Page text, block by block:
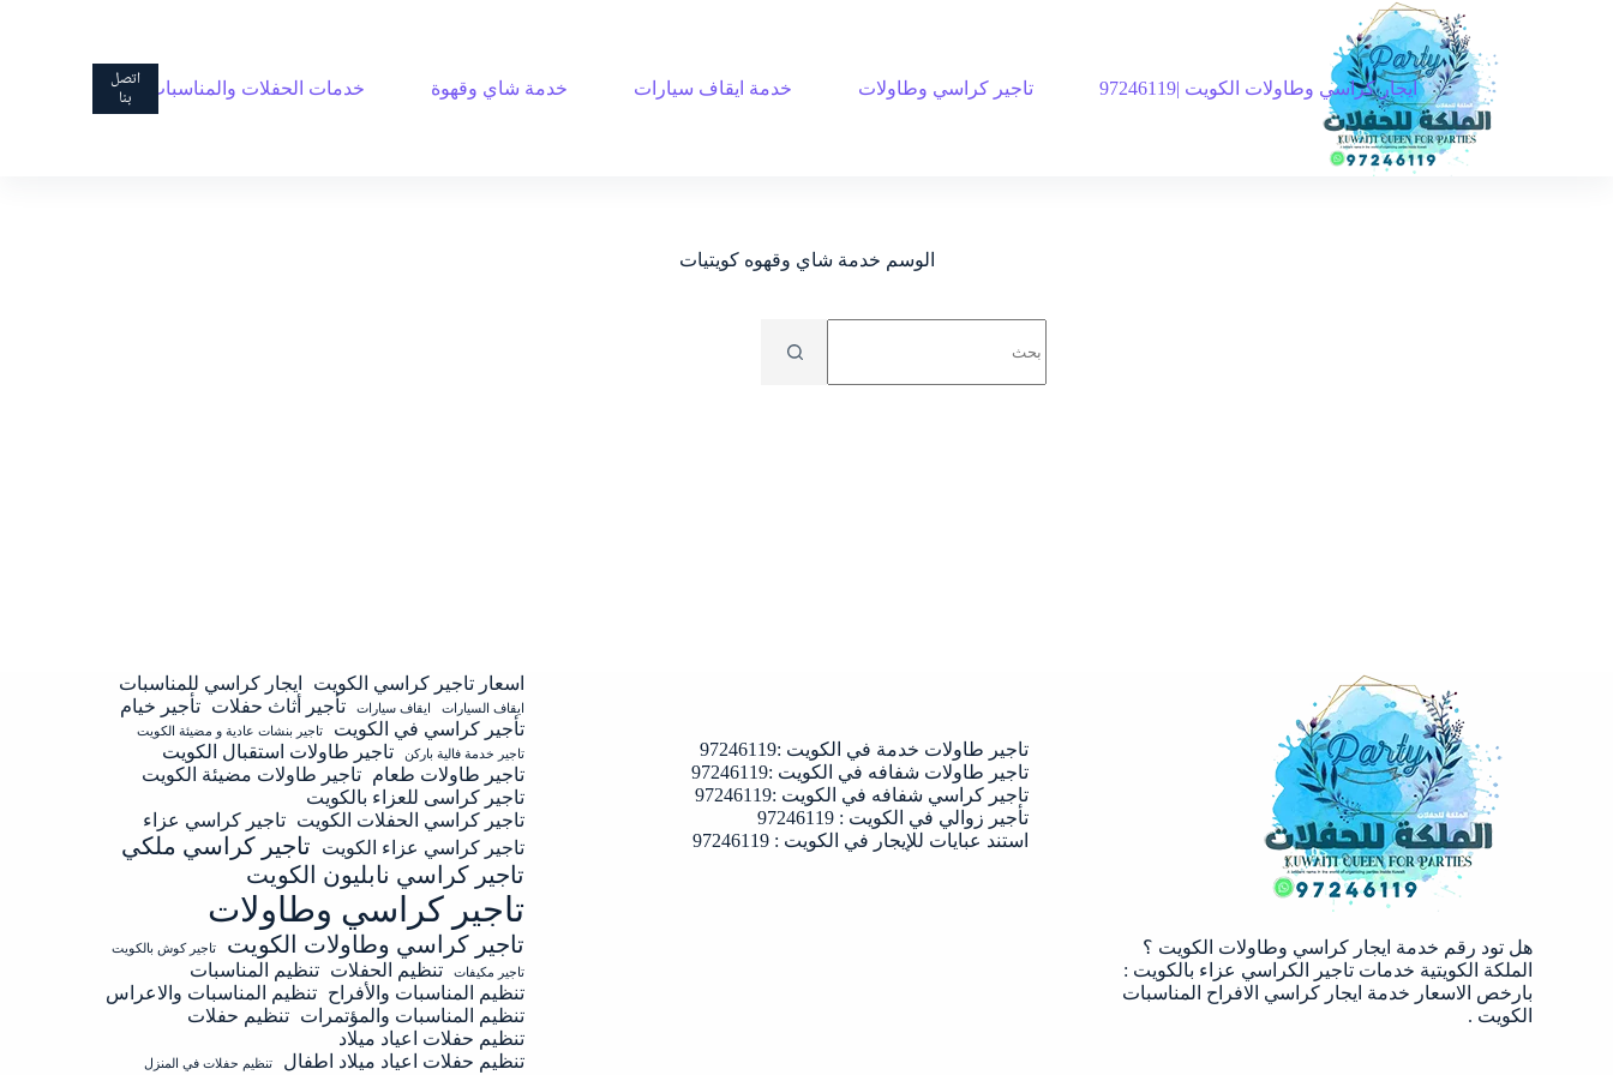
ايجار كراسي وطاولات الكويت |97246119 تاجير كراسي وطاولات خدمة ايقاف سيارات خدمة شاي وقهوة خدمات الحفلات والمناسبات اتصل
بنا
الوسم خدمة شاي وقهوه كويتيات
results
هل تود رقم خدمة ايجار كراسي وطاولات الكويت ؟
الملكة الكويتية خدمات تاجير الكراسي عزاء بالكويت :
بارخص الاسعار خدمة ايجار كراسي الافراح المناسبات
الكويت .
تاجير طاولات خدمة في الكويت :97246119
تاجير طاولات شفافه في الكويت :97246119
تاجير كراسي شفافه في الكويت :97246119
تأجير زوالي في الكويت : 97246119
استند عبايات للإيجار في الكويت : 97246119
اسعار تاجير كراسي الكويت ايجار كراسي للمناسبات
ايقاف السيارات ايقاف سيارات تأجير أثاث حفلات تأجير خيام
تأجير كراسي في الكويت
تاجير بنشات عادية و مضيئة الكويت
تاجير خدمة فالية باركن
تاجير طاولات استقبال الكويت
تاجير طاولات طعام تاجير طاولات مضيئة الكويت
تاجير كراسى للعزاء بالكويت
تاجير كراسي الحفلات الكويت تاجير كراسي عزاء
تاجير كراسي عزاء الكويت
تاجير كراسي ملكي
تاجير كراسي نابليون الكويت
تاجير كراسي وطاولات
تاجير كراسي وطاولات الكويت
تاجير كوش بالكويت
تاجير مكيفات
تنظيم الحفلات تنظيم المناسبات
تنظيم المناسبات والأفراح تنظيم المناسبات والاعراس
تنظيم المناسبات والمؤتمرات تنظيم حفلات
تنظيم حفلات اعياد ميلاد
تنظيم حفلات اعياد ميلاد اطفال
تنظيم حفلات في المنزل